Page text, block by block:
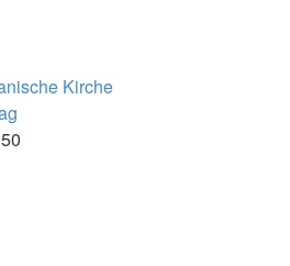
Kirche